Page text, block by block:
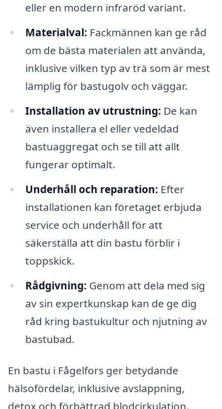
eller en modern infraröd variant.
Materialval: Fackmännen kan ge råd
om de bästa materialen att använda,
inklusive vilken typ av trä som är mest
lämplig för bastugolv och väggar.
Installation av utrustning: De kan
även installera el eller vedeldad
bastuaggregat och se till att allt
fungerar optimalt.
Underhåll och reparation: Efter
installationen kan företaget erbjuda
service och underhåll för att
säkerställa att din bastu förblir i
toppskick.
Rådgivning: Genom att dela med sig
av sin expertkunskap kan de ge dig
råd kring bastukultur och njutning av
bastubad.
En bastu i Fågelfors ger betydande
hälsofördelar, inklusive avslappning,
detox och förbättrad blodcirkulation.